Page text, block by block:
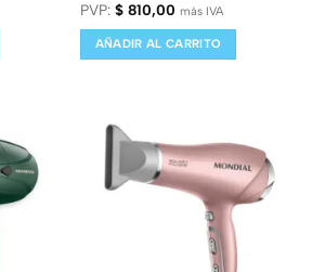
PVP: $810,00 más IVA
AÑADIR AL CARRITO